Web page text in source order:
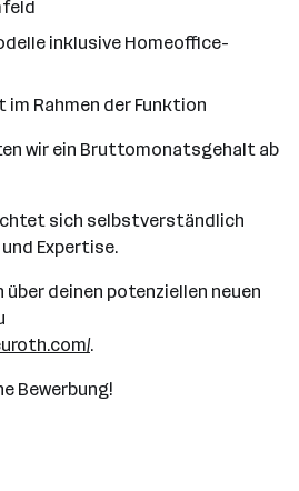
inklusive Homeoffice-
Rahmen der Funktion
wir ein Bruttomonatsgehalt ab
sich selbstverständlich
Expertise.
deinen potenziellen neuen
.
Bewerbung!